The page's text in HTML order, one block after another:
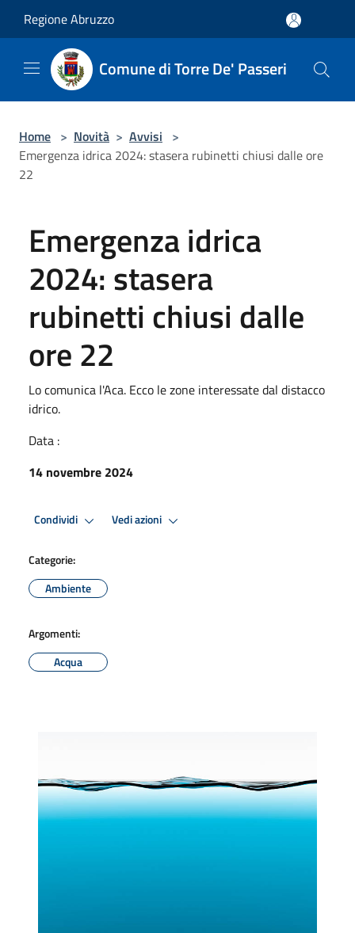
Regione Abruzzo
Comune di Torre De' Passeri
Home > Novità > Avvisi >
Emergenza idrica 2024: stasera rubinetti chiusi dalle ore
22
Emergenza idrica
2024: stasera
rubinetti chiusi dalle
ore 22
Lo comunica l'Aca. Ecco le zone interessate dal distacco
idrico.
Data :
14 novembre 2024
Condividi Vedi azioni
Categorie:
Ambiente
Argomenti:
Acqua